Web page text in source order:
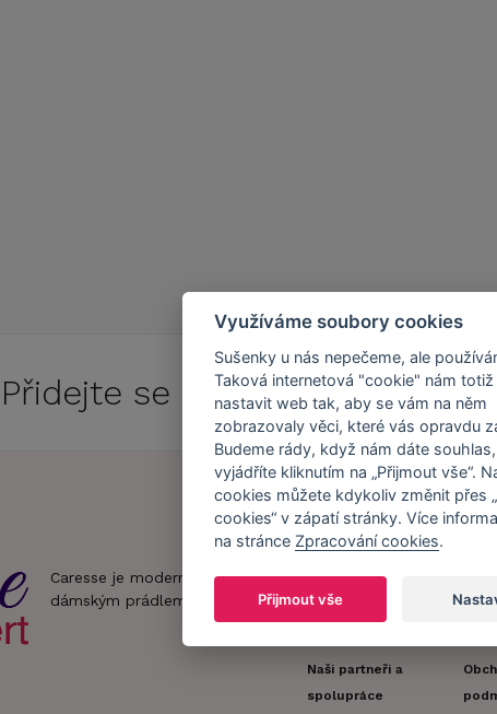
Přidejte se doCaresse Clubu!
Caresse je moderní obchod s
dámským prádlem.
Náš příběh
Caresse v
Naši partneři a
spolupráce
Využíváme soubory cookies
Sušenky u nás nepečeme, ale
Taková internetová "cookie" nám
nastavit web tak, aby se vám na něm
zobrazovaly věci, které vás opravdu
Budeme rády, když nám dáte
vyjádříte kliknutím na „Přijmout vše“.
cookies můžete kdykoliv změnit přes
cookies“ v zápatí stránky. Více
na stránce Zpracování cookies.
Přijmout vše